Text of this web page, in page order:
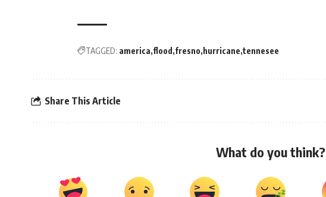
TAGGED: america flood fresno hurricane tennesee
Share This Article
What do you think?